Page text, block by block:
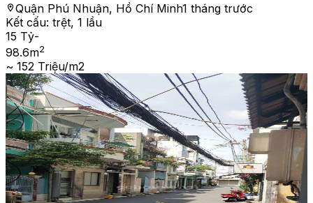
Quận Phú Nhuận, Hồ Chí Minh1 tháng trước
Kết cấu: trệt, 1 lầu
15 Tỷ-
98.6m2
~ 152 Triệu/m2